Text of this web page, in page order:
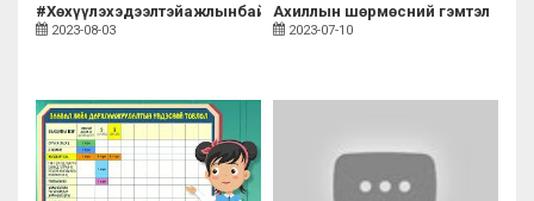
#Хөхүүлэхэдээлтэйажлынбайрыгдэмжицгээе!
2023-08-03
Ахиллын шөрмөсний гэмтэл
2023-07-10